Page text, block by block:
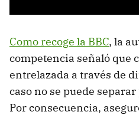
Como recoge la BBC, la
competencia señaló que
entrelazada a través de
caso no se puede
Por consecuencia,